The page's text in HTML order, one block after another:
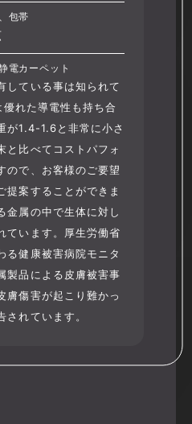
包帯
電カーペット
している事は知られて
れた導電性も持ち合
が1.4-1.6と非常に小さ
と比べてコストパフォ
ので、お客様のご要望
提案することができま
金属の中で生体に対し
ています。厚生労働省
る健康被害病院モニタ
製品による皮膚被害事
膚傷害が起こり難かっ
されています。